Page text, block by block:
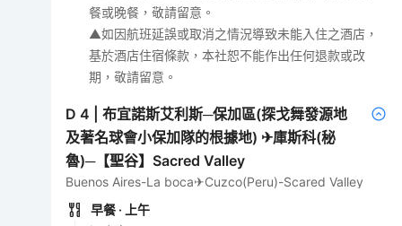
餐或晚餐，敬請留意。
▲如因航班延誤或取消之情況導致未能入住之酒店，
基於酒店住宿條款，本社恕不能作出任何退款或改
期，敬請留意。
D4 |布宜諾斯艾利斯─保加區(探戈舞發源地
及著名球會小保加隊的根據地) ✈庫斯科(秘
魯)─【聖谷】Sacred Valley
Buenos Aires-La boca✈Cuzco(Peru)-Scared Valley
早餐 · 上午